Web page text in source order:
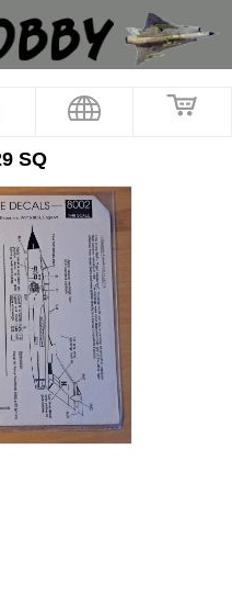
SQ